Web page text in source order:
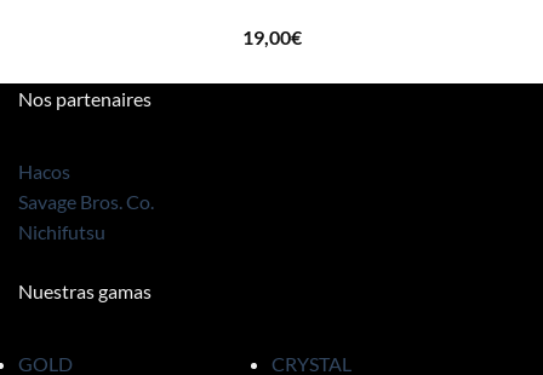
19,00€
Nos partenaires
Hacos
Savage Bros. Co.
Nichifutsu
Nuestras gamas
GOLD CRYSTAL